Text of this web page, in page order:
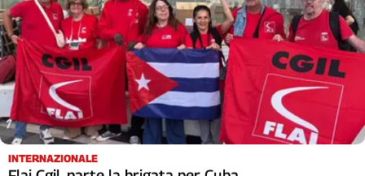
INTERNAZIONALE